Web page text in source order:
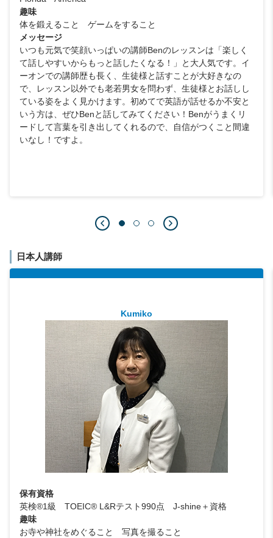
趣味
体を鍛えること ゲームをすること
メッセージ
いつも元気で笑顔いっぱいの講師Benのレッスンは「楽しく
て話しやすいからもっと話したくなる！」と大人気です。イ
ーオンでの講師歴も長く、生徒様と話すことが大好きなの
で、レッスン以外でも老若男女を問わず、生徒様とお話しし
ている姿をよく見かけます。初めてで英語が話せるか不安と
いう方は、ぜひBenと話してみてください！Benがうまくリ
ードして言葉を引き出してくれるので、自信がつくこと間違
いなし！ですよ。
日本人講師
Kumiko
保有資格
英検®1級 TOEIC® L&Rテスト990点 J-shine＋資格
趣味
お寺や神社をめぐること 写真を撮ること